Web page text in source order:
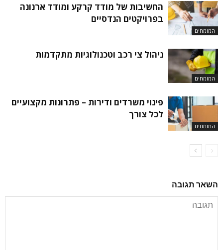
המומחים
החשיבות של מודד קרקע ומודד ארנונה
בפרויקטים הנדסיים
המומחים
ניהול צי רכב וטכנולוגיות מתקדמות
המומחים
פינוי משרדים ודירות – פתרונות מקצועיים
לכל צורך
השאר תגובה